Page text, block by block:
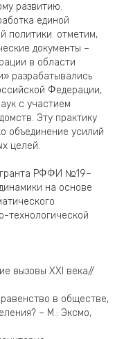
развитию.
единой
политики. отметим,
документы –
в области
разрабатывались
Федерации,
с участием
Эту практику
объединение усилий
целей.
гранта РФФИ №19–
на основе
технологической
вызовы ХХI века//
в обществе,
– М.: Эксмо,